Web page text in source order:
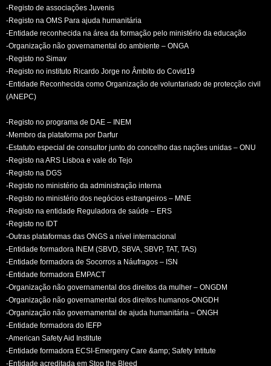
-Registo de associações Juvenis
-Registo na OMS Para ajuda humanitária
-Entidade reconhecida na área da formação pelo ministério da educação
-Organização não governamental do ambiente – ONGA
-Registo no Simav
-Registo no instituto Ricardo Jorge no Âmbito do Covid19
-Entidade Reconhecida como Organização de voluntariado de protecção civil
(ANEPC)
-Registo no programa de DAE – INEM
-Membro da plataforma por Darfur
-Estatuto especial de consultor junto do concelho das nações unidas – ONU
-Registo na ARS Lisboa e vale do Tejo
-Registo na DGS
-Registo no ministério da administração interna
-Registo no ministério dos negócios estrangeiros – MNE
-Registo na entidade Reguladora de saúde – ERS
-Registo no IDT
-Outras plataformas das ONGS a nível internacional
-Entidade formadora INEM (SBVD, SBVA, SBVP, TAT, TAS)
-Entidade formadora de Socorros a Náufragos – ISN
-Entidade formadora EMPACT
-Organização não governamental dos direitos da mulher – ONGDM
-Organização não governamental dos direitos humanos-ONGDH
-Organização não governamental de ajuda humanitária – ONGH
-Entidade formadora do IEFP
-American Safety Aid Institute
-Entidade formadora ECSI-Emergeny Care &amp; Safety Intitute
-Entidade acreditada em Stop the Bleed